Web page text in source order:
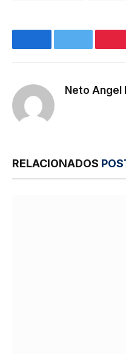
FacebookTwitter
Neto Angel
RELACIONADOS